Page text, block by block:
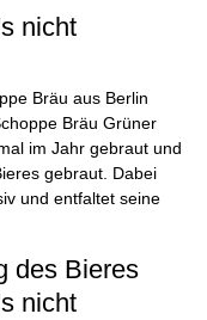
nicht
Bräu aus Berlin
Bräu Grüner
im Jahr gebraut und
gebraut. Dabei
und entfaltet seine
des Bieres
nicht